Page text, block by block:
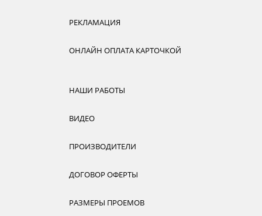
РЕКЛАМАЦИЯ
ОНЛАЙН ОПЛАТА КАРТОЧКОЙ
НАШИ РАБОТЫ
ВИДЕО
ПРОИЗВОДИТЕЛИ
ДОГОВОР ОФЕРТЫ
РАЗМЕРЫ ПРОЕМОВ